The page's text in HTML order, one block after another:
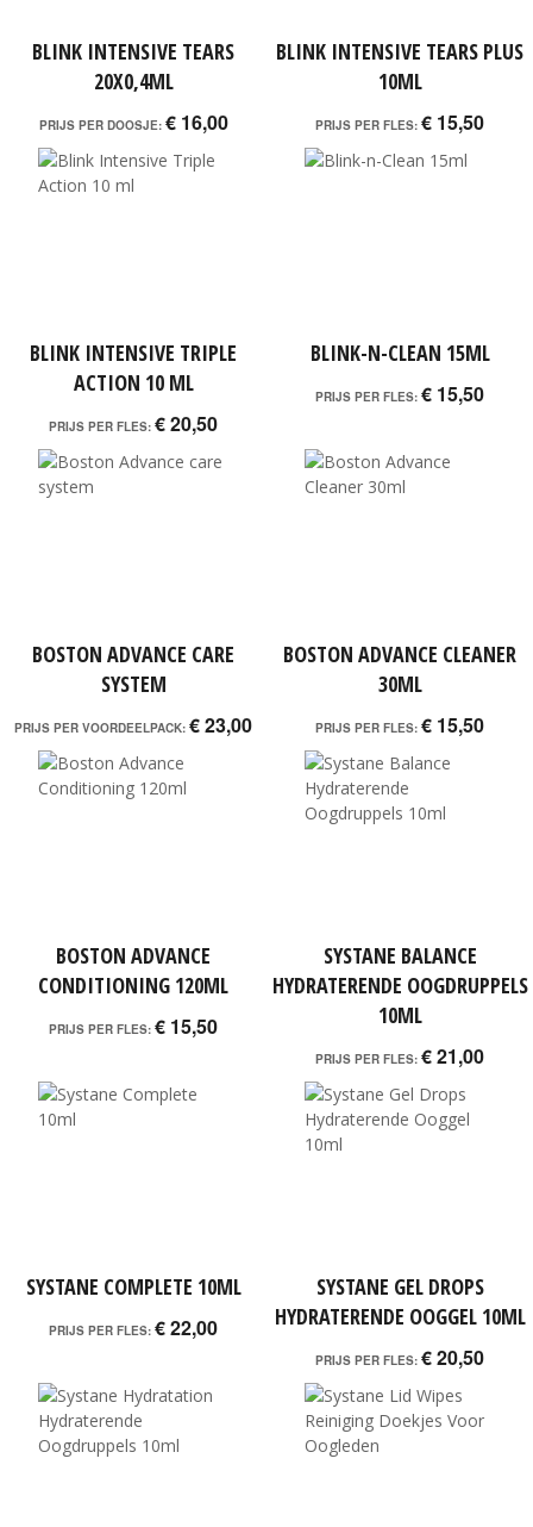
BLINK INTENSIVE TEARS
20X0,4ML
PRIJS PER DOOSJE: € 16,00
BLINK INTENSIVE TEARS PLUS
10ML
PRIJS PER FLES: € 15,50
BLINK INTENSIVE TRIPLE
ACTION 10 ML
PRIJS PER FLES: € 20,50
BLINK-N-CLEAN 15ML
PRIJS PER FLES: € 15,50
BOSTON ADVANCE CARE
SYSTEM
PRIJS PER VOORDEELPACK: € 23,00
BOSTON ADVANCE CLEANER
30ML
PRIJS PER FLES: € 15,50
BOSTON ADVANCE
CONDITIONING 120ML
PRIJS PER FLES: € 15,50
SYSTANE BALANCE
HYDRATERENDE OOGDRUPPELS
10ML
PRIJS PER FLES: € 21,00
SYSTANE COMPLETE 10ML
PRIJS PER FLES: € 22,00
SYSTANE GEL DROPS
HYDRATERENDE OOGGEL 10ML
PRIJS PER FLES: € 20,50